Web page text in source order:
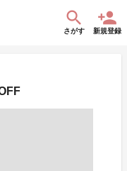
さがす 新規登録